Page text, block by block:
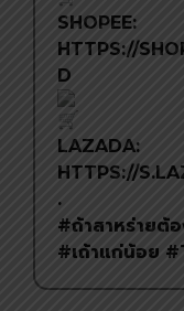
SHOPEE:
HTTPS://
D
LAZADA:
HTTPS://
.
#ถ้าสาหร่ายต้
#เถ้าแก่น้อย